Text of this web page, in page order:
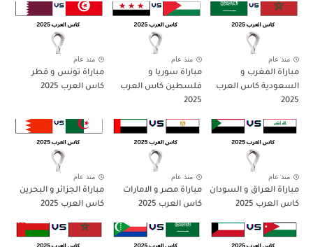
منذ عام
مباراة المغرب و
السعودية كاس العرب
2025
منذ عام
مباراة سوريا و
فلسطين كاس العرب
2025
منذ عام
مباراة تونس و قطر
كاس العرب 2025
منذ عام
مباراة العراق و السودان
كاس العرب 2025
منذ عام
مباراة مصر و الامارات
كاس العرب 2025
منذ عام
مباراة الجزائر و البحرين
كاس العرب 2025